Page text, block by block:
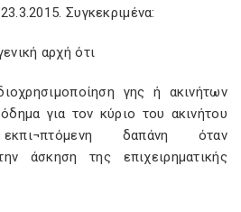
Συγκεκριμένα:
αρχή ότι
γης ή ακινήτων
για τον κύριο του ακινήτου
δαπάνη όταν
άσκηση της επιχειρηματικής